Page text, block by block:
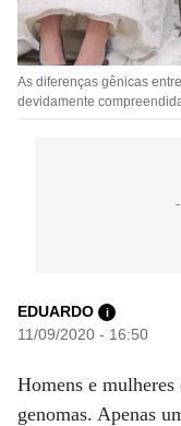
As diferenças gênicas
devidamente
EDUARDO i
11/09/2020 - 16:50
Homens e
genomas. Apenas